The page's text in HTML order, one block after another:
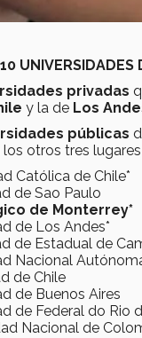
privadas
y la de Los
públicas
otros tres
Católica de Chile*
de Sao Paulo
de Monterrey*
de Los Andes*
de Estadual de
Nacional
de Chile
de Buenos Aires
de Federal do Rio
Nacional de